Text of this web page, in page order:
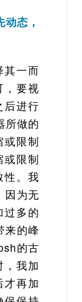
态，
一而
，要视
后进行
所做的
限制
限制
性。我
因为无
多的
来的峰
的古
我加
再加